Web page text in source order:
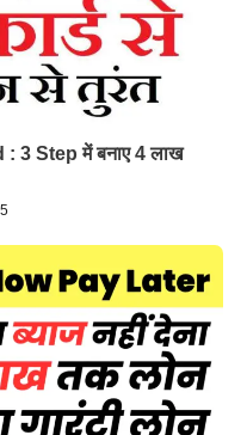
3 Step में बनाए 4 लाख